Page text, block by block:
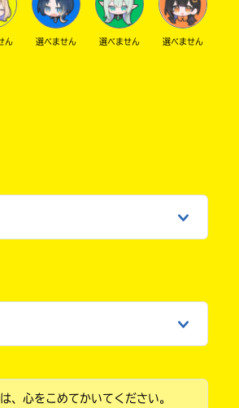
ん 選べません 選べません 選べません
、心をこめてかいてください。